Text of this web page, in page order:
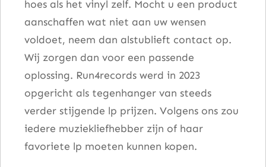
hoes als het vinyl zelf. Mocht u een product
aanschaffen wat niet aan uw wensen
voldoet, neem dan alstublieft contact op.
Wij zorgen dan voor een passende
oplossing. Run4records werd in 2023
opgericht als tegenhanger van steeds
verder stijgende lp prijzen. Volgens ons zou
iedere muziekliefhebber zijn of haar
favoriete lp moeten kunnen kopen.